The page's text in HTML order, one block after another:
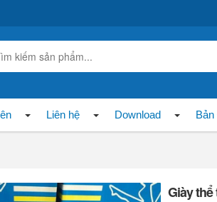
Liên hệ Download
Giày